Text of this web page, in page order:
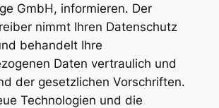
GmbH, informieren. Der
nimmt Ihren Datenschutz
behandelt Ihre
Daten vertraulich und
der gesetzlichen Vorschriften.
Technologien und die